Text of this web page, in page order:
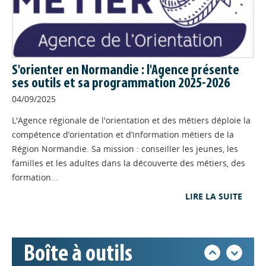
trajectoires des immigrés et de leurs
descendants, jeudi 21 mai 2026.
FORMATION// 30/04/2026
Séminaire Engagements
compétences 2050 : les
ambitions pour la formation
Normands
La Région Normandie organise à
Caen, les 1er et 2 juin prochains, l'édition 2026 du séminaire
"Engagement Compétences 2050".
// 30/04/2026
En début d'année, le Carif-Oref de
Normandie a mené une enquête
S'orienter en Normandie : l'Agence présente
ses outils et sa programmation 2025-2026
04/09/2025
L'Agence régionale de l'orientation et des métiers déploie la
compétence d’orientation et d’information métiers de la
Région Normandie. Sa mission : conseiller les jeunes, les
familles et les adultes dans la découverte des métiers, des
formation...
LIRE LA SUITE
Boîte à outils
Appels à projets
Base documentaire